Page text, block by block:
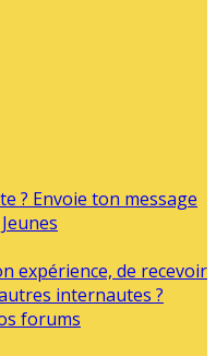
? Envoie ton message
expérience, de recevoir
internautes ?
forums